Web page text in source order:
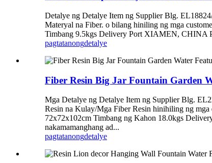
Detalye ng Detalye Item ng Supplier Blg.
Materyal na Fiber. o bilang hiniling ng mga
Timbang 9.5kgs Delivery Port XIAMEN, CHINA
pagtatanongdetalye
Fiber Resin Big Jar Fountain Garden
Mga Detalye ng Detalye Item ng Supplier Blg.
Resin na Kulay/Mga Fiber Resin hinihiling ng
72x72x102cm Timbang ng Kahon 18.0kgs
nakamamanghang ad...
pagtatanongdetalye